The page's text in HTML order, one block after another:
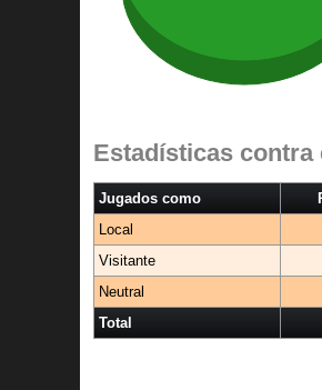
Estadísticas contra
Jugados como
Local
Visitante
Neutral
Total